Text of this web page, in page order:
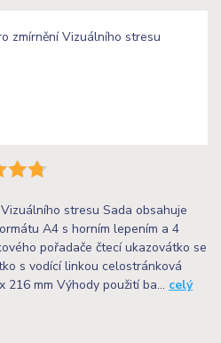
stresu Sada obsahuje
A4 s horním lepením a 4
pořadače čtecí ukazovátko se
s vodící linkou celostránková
mm Výhody použití ba... celý